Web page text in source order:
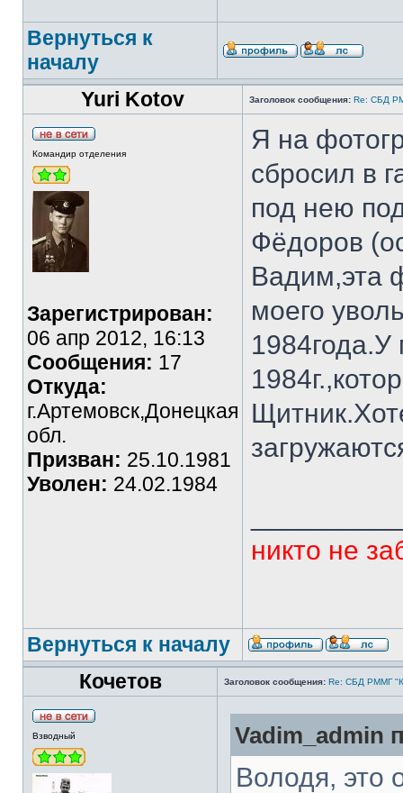
Вернуться к
началу
Yuri Kotov
Заголовок сообщения: Re: СБД
Командир отделения
Зарегистрирован:
06 апр 2012, 16:13
Сообщения: 17
Откуда:
г.Артемовск,Донецкая
обл.
Призван: 25.10.1981
Уволен: 24.02.1984
Я на
сбросил в
под нею
Фёдоров
Вадим,эта
моего
никто не
Вернуться к началу
Кочетов
Заголовок сообщения: Re: СБД РММГ
Взводный Vadim_admin
Володя, это